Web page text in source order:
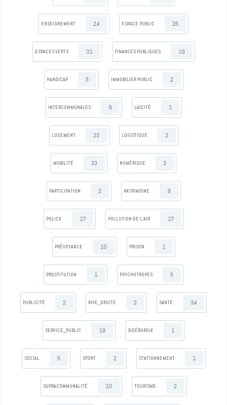
ENSEIGNEMENT 24 ESPACE PUBLIC 25
ESPACES VERTS 31 FINANCES PUBLIQUES 19
HANDICAP 5 IMMOBILIER PUBLIC 2
INTERCOMMUNALES 8 LAÏCITÉ 1
LOGEMENT 23 LOGISTIQUE 2
MOBILITÉ 33 NUMÉRIQUE 3
PARTICIPATION 2 PATRIMOINE 9
POLICE 17 POLLUTION DE L’AIR 17
PRÉVOYANCE 10 PRISON 1
PROSTITUTION 1 PSYCHOTROPES 5
PUBLICITÉ 2 RIVE_DROITE 2 SANTÉ 34
SERVICE_PUBLIC 19 SIDÉRURGIE 1
SOCIAL 5 SPORT 2 STATIONNEMENT 1
SUPRACOMMUNALITÉ 10 TOURISME 2